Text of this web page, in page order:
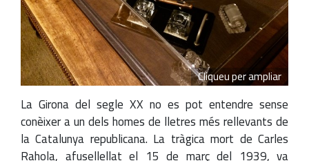
Cliqueu per ampliar
La Girona del segle XX no es pot entendre sense
conèixer a un dels homes de lletres més rellevants de
la Catalunya republicana. La tràgica mort de Carles
Rahola, afusellellat el 15 de març del 1939, va